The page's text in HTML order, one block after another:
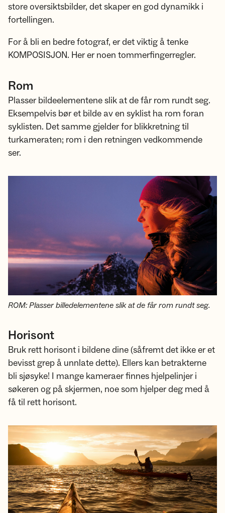
store oversiktsbilder, det skaper en god dynamikk i
fortellingen.
For å bli en bedre fotograf, er det viktig å tenke
KOMPOSISJON. Her er noen tommerfingerregler.
Rom
Plasser bildeelementene slik at de får rom rundt seg.
Eksempelvis bør et bilde av en syklist ha rom foran
syklisten. Det samme gjelder for blikkretning til
turkameraten; rom i den retningen vedkommende
ser.
ROM: Plasser billedelementene slik at de får rom rundt seg.
Horisont
Bruk rett horisont i bildene dine (såfremt det ikke er et
bevisst grep å unnlate dette). Ellers kan betrakterne
bli sjøsyke! I mange kameraer finnes hjelpelinjer i
søkeren og på skjermen, noe som hjelper deg med å
få til rett horisont.